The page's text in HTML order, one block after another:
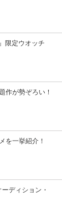
限定ウオッチ
作が勢ぞろい！
を一挙紹介！
ディション・